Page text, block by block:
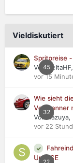
Vieldiskutiert
45
Spritpreise
Von DeltaHF,
vor 15
32
Wie sieht
Verbrenner
Von Kazuya,
vor 22
Urus SE